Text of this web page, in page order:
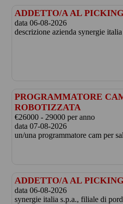
ADDETTO/A AL
data 06-08-2026
descrizione azienda synergie
PROGRAMMATORE
ROBOTIZZATA
€26000 - 29000 per anno
data 07-08-2026
un/una programmatore cam per
ADDETTO/A AL
data 06-08-2026
synergie italia s.p.a., filiale di